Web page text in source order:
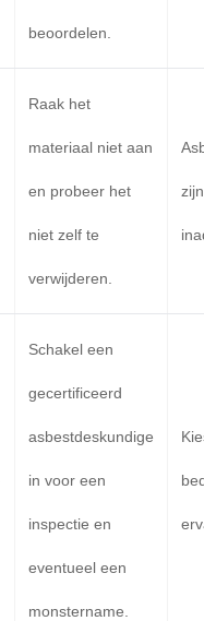
beoordelen.
Raak het
materiaal niet aan
en probeer het
niet zelf te
verwijderen.
Schakel een
gecertificeerd
asbestdeskundige
in voor een
inspectie en
eventueel een
monstername.